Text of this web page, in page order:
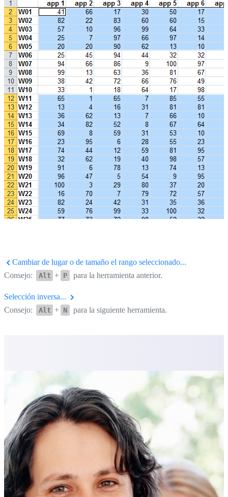
Cambiar de lugar o de tamaño el rango seleccionado...
Consejo:
Alt + P para la herramienta anterior.
Selección inversa...
Consejo:
Alt + N para la siguiente herramienta.